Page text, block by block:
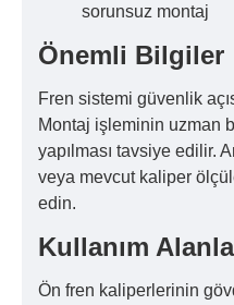
sorunsuz montaj
Önemli Bilgiler
Fren sistemi güvenlik
Montaj işleminin uzman
yapılması tavsiye edilir.
veya mevcut kaliper
edin.
Kullanım
Ön fren kaliperlerinin